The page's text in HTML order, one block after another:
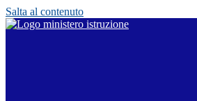
Salta al contenuto